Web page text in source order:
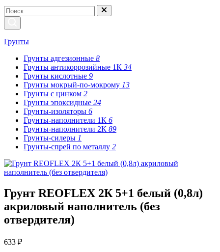
Грунты
Грунты адгезионные 8
Грунты антикоррозийные 1К 34
Грунты кислотные 9
Грунты мокрый-по-мокрому 13
Грунты с цинком 2
Грунты эпоксидные 24
Грунты-изоляторы 6
Грунты-наполнители 1К 6
Грунты-наполнители 2К 89
Грунты-силеры 1
Грунты-спрей по металлу 2
Грунт REOFLEX 2К 5+1 белый (0,8л)
акриловый наполнитель (без
отвердителя)
633 ₽